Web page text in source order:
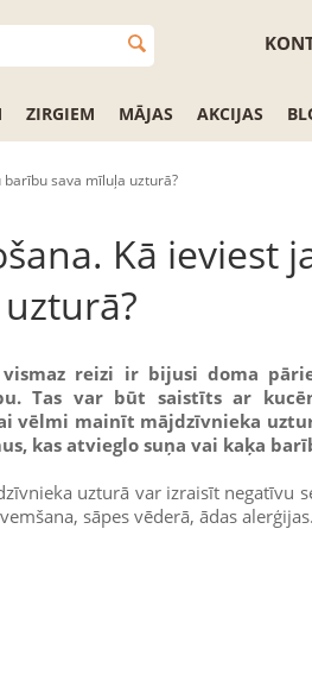
ZIRGIEM MĀJAS AKCIJAS
sava mīluļa uzturā?
Kā ieviest
vismaz reizi ir bijusi doma
Tas var būt saistīts ar
vēlmi mainīt mājdzīvnieka
kas atvieglo suņa vai kaķa
uzturā var izraisīt negatīvu
sāpes vēderā, ādas alerģijas.